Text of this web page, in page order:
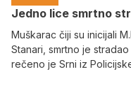
Јedno lice smrtno
Muškarac čiji su inicijali
Stanari, smrtno je
rečeno je Srni iz